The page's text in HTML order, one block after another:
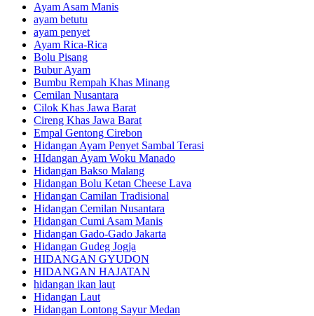
Ayam Asam Manis
ayam betutu
ayam penyet
Ayam Rica-Rica
Bolu Pisang
Bubur Ayam
Bumbu Rempah Khas Minang
Cemilan Nusantara
Cilok Khas Jawa Barat
Cireng Khas Jawa Barat
Empal Gentong Cirebon
Hidangan Ayam Penyet Sambal Terasi
HIdangan Ayam Woku Manado
Hidangan Bakso Malang
Hidangan Bolu Ketan Cheese Lava
Hidangan Camilan Tradisional
Hidangan Cemilan Nusantara
Hidangan Cumi Asam Manis
Hidangan Gado-Gado Jakarta
Hidangan Gudeg Jogja
HIDANGAN GYUDON
HIDANGAN HAJATAN
hidangan ikan laut
Hidangan Laut
Hidangan Lontong Sayur Medan